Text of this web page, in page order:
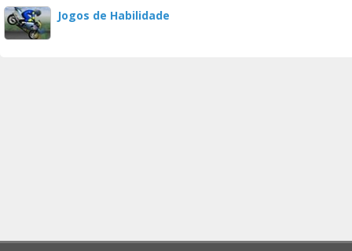
Jogos de Habilidade